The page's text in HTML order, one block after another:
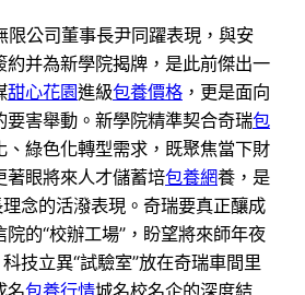
限公司董事長尹同躍表現，與安
約并為新學院揭牌，是此前傑出一
甜心花園進級包養價格 ，更是面向
要害舉動。新學院精準契合奇瑞包
、綠色化轉型需求，既聚焦當下財
著眼將來人才儲蓄培包養網養，是
理念的活潑表現。奇瑞要真正釀成
的“校辦工場”，盼望將來師年夜
技立異“試驗室”放在奇瑞車間里